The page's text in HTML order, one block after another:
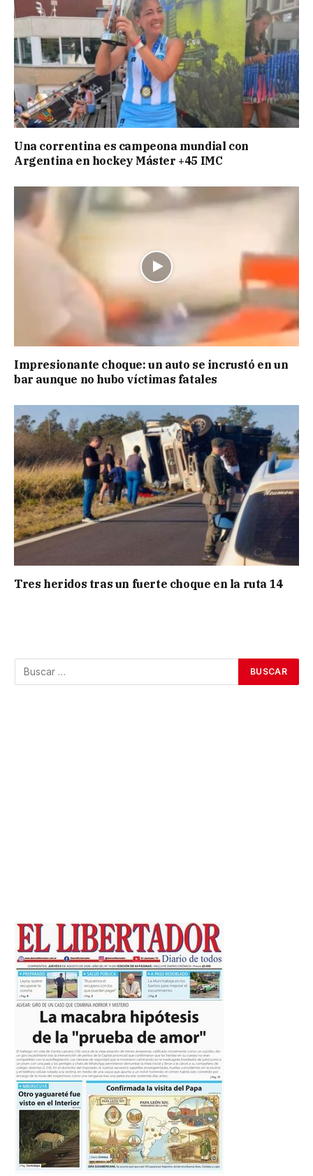
Una correntina es campeona mundial con
Argentina en hockey Máster +45 IMC
Impresionante choque: un auto se incrustó en un
bar aunque no hubo víctimas fatales
Tres heridos tras un fuerte choque en la ruta 14